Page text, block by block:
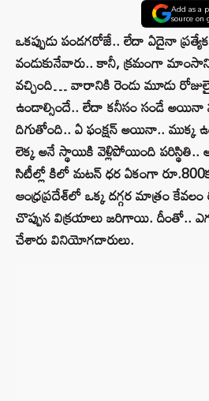
Add as a
source on
ఒకప్పుడు పండగరోజే.. లేదా ఏదైనా
వండుకునేవారు.. కానీ, క్రమంగా
వచ్చింది… వారానికి రెండు మూడు
ఉండాల్సిందే.. లేదా కనీసం సండే అయినా
దిగుతోంది.. ఏ ఫంక్షన్‌ అయినా.. ముక్క
లెక్క అనే స్థాయికి వెళ్లిపోయింది
సిటీల్లో కిలో మటన్‌ ధర ఏకంగా
ఆంధ్రప్రదేశ్‌లో ఒక్క దగ్గర మాత్రం
చొప్పున విక్రయాలు జరిగాయి. దీంతో..
చేశారు వినియోగదారులు.